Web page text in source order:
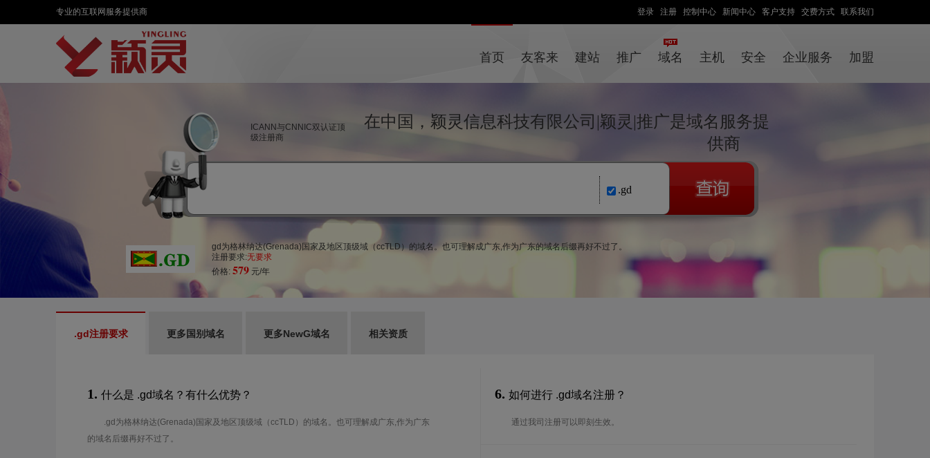
专业的互联网服务提供商 登录 注册 控制中心 新闻中心 客户支持 交费方式 联系我们
首页 友客来 建站 推广 域名 主机 安全 企业服务 加盟
ICANN与CNNIC双认证顶
级注册商
在中国，颖灵信息科技有限公司|颖灵|推广是域名服务提
供商
.gd
gd为格林纳达(Grenada)国家及地区顶级域（ccTLD）的域名。也可理解成广东,作为广东的域名后缀再好不过了。
注册要求:无要求
价格: 579 元/年
.gd注册要求 更多国别域名 更多NewG域名 相关资质
1. 什么是 .gd域名？有什么优势？
.gd为格林纳达(Grenada)国家及地区顶级域（ccTLD）的域名。也可理解成广东,作为广东
的域名后缀再好不过了。
6. 如何进行 .gd域名注册？
通过我司注册可以即刻生效。